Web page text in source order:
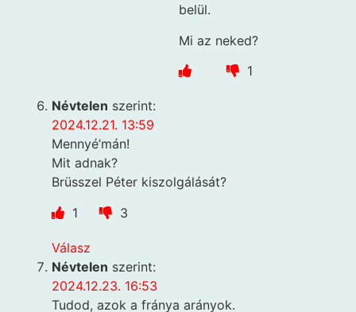
belül.
Mi az neked?
1
Névtelen szerint:
2024.12.21. 13:59
Mennyé’mán!
Mit adnak?
Brüsszel Péter kiszolgálását?
1
3
Válasz
Névtelen szerint:
2024.12.23. 16:53
Tudod, azok a fránya arányok.